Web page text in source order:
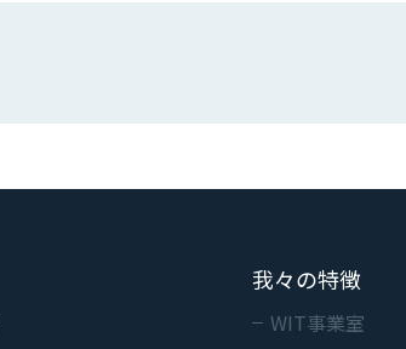
我々の特徴
WIT事業室